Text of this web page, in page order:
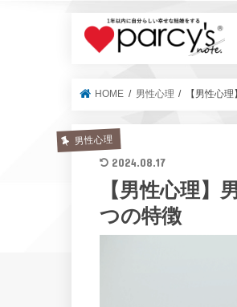
HOME 男性心理 【男性心
男性心理
2024.08.17
【男性心理】
つの特徴